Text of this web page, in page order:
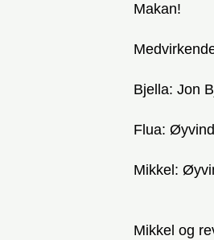
Makan!
Bjella: Jon
Flua:
Mikkel:
Mikkel og